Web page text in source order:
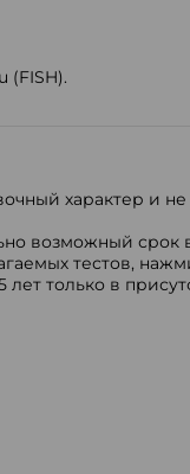
(FISH).
характер и
возможный срок
тестов,
лет только в